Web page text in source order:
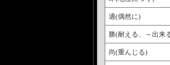
適(偶然に)
勝(耐える、～出来
尚(重んじる)